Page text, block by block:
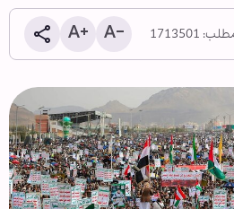
1713501